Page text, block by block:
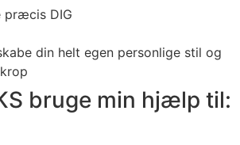
præcis DIG
din helt egen personlige stil og
bruge min hjælp til: